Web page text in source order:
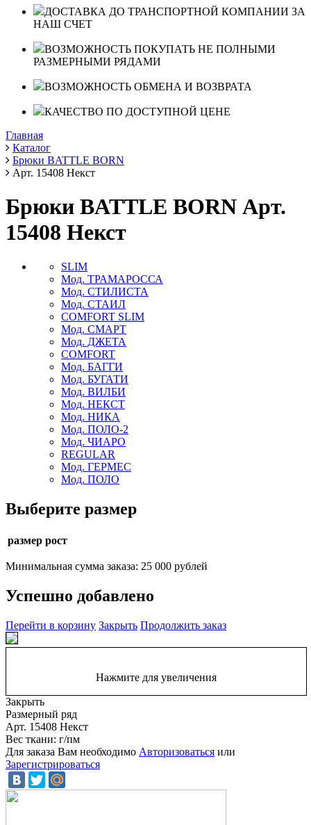
ДОСТАВКА ДО ТРАНСПОРТНОЙ КОМПАНИИ ЗА
НАШ СЧЕТ
ВОЗМОЖНОСТЬ ПОКУПАТЬ НЕ ПОЛНЫМИ
РАЗМЕРНЫМИ РЯДАМИ
ВОЗМОЖНОСТЬ ОБМЕНА И ВОЗВРАТА
КАЧЕСТВО ПО ДОСТУПНОЙ ЦЕНЕ
Главная
Каталог
Брюки BATTLE BORN
Арт. 15408 Некст
Брюки BATTLE BORN Арт.
15408 Некст
SLIM
Мод. ТРАМАРОССА
Мод. СТИЛИСТА
Мод. СТАИЛ
COMFORT SLIM
Мод. СМАРТ
Мод. ДЖЕТА
COMFORT
Мод. БАГГИ
Мод. БУГАТИ
Мод. ВИЛБИ
Мод. НЕКСТ
Мод. НИКА
Мод. ПОЛО-2
Мод. ЧИАРО
REGULAR
Мод. ГЕРМЕС
Мод. ПОЛО
Выберите размер
размер рост
Минимальная сумма заказа: 25 000 рублей
Успешно добавлено
Перейти в корзину Закрыть Продолжить заказ
Нажмите для увеличения
Закрыть
Размерный ряд
Арт. 15408 Некст
Вес ткани: г/пм
Для заказа Вам необходимо Авторизоваться или
Зарегистрироваться